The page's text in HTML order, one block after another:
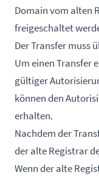
Domain vom alten
freigeschaltet
Der Transfer muss
Um einen Transfer
gültiger
können den
erhalten.
Nachdem der
der alte Registrar
Wenn der alte